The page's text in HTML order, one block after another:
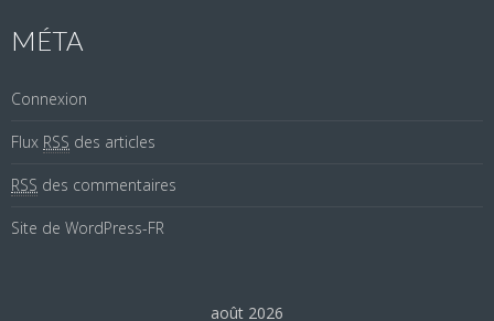
MÉTA
Connexion
Flux RSS des articles
RSS des commentaires
Site de WordPress-FR
août 2026